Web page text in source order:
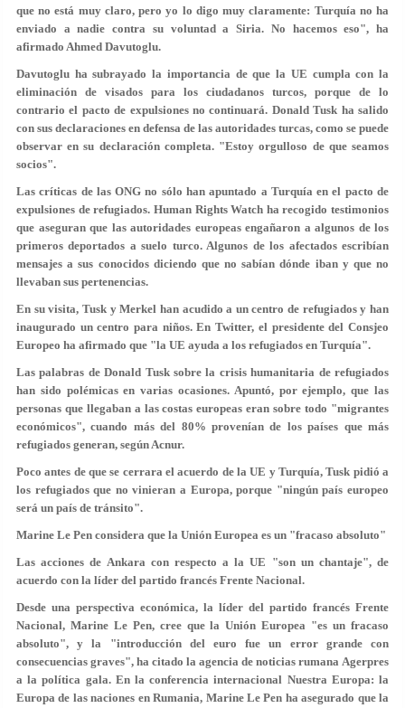
que no está muy claro, pero yo lo digo muy claramente: Turquía no ha
enviado a nadie contra su voluntad a Siria. No hacemos eso", ha
afirmado Ahmed Davutoglu.
Davutoglu ha subrayado la importancia de que la UE cumpla con la
eliminación de visados para los ciudadanos turcos, porque de lo
contrario el pacto de expulsiones no continuará. Donald Tusk ha salido
con sus declaraciones en defensa de las autoridades turcas, como se puede
observar en su declaración completa. "Estoy orgulloso de que seamos
socios".
Las críticas de las ONG no sólo han apuntado a Turquía en el pacto de
expulsiones de refugiados. Human Rights Watch ha recogido testimonios
que aseguran que las autoridades europeas engañaron a algunos de los
primeros deportados a suelo turco. Algunos de los afectados escribían
mensajes a sus conocidos diciendo que no sabían dónde iban y que no
llevaban sus pertenencias.
En su visita, Tusk y Merkel han acudido a un centro de refugiados y han
inaugurado un centro para niños. En Twitter, el presidente del Consjeo
Europeo ha afirmado que "la UE ayuda a los refugiados en Turquía".
Las palabras de Donald Tusk sobre la crisis humanitaria de refugiados
han sido polémicas en varias ocasiones. Apuntó, por ejemplo, que las
personas que llegaban a las costas europeas eran sobre todo "migrantes
económicos", cuando más del 80% provenían de los países que más
refugiados generan, según Acnur.
Poco antes de que se cerrara el acuerdo de la UE y Turquía, Tusk pidió a
los refugiados que no vinieran a Europa, porque "ningún país europeo
será un país de tránsito".
Marine Le Pen considera que la Unión Europea es un "fracaso absoluto"
Las acciones de Ankara con respecto a la UE "son un chantaje", de
acuerdo con la líder del partido francés Frente Nacional.
Desde una perspectiva económica, la líder del partido francés Frente
Nacional, Marine Le Pen, cree que la Unión Europea "es un fracaso
absoluto", y la "introducción del euro fue un error grande con
consecuencias graves", ha citado la agencia de noticias rumana Agerpres
a la política gala. En la conferencia internacional Nuestra Europa: la
Europa de las naciones en Rumania, Marine Le Pen ha asegurado que la